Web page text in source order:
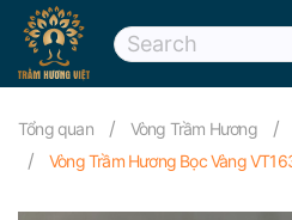
Skip to main content
Tổng quan Vòng Trầm Hương
Vòng Trầm Hương Bọc Vàng